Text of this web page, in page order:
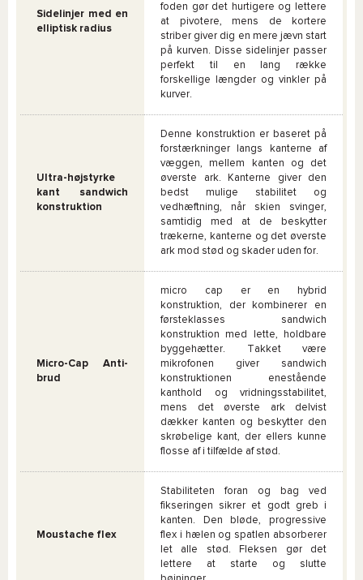
Sidelinjer med en
elliptisk radius
foden gør det hurtigere og lettere
at pivotere, mens de kortere
striber giver dig en mere jævn start
på kurven. Disse sidelinjer passer
perfekt til en lang række
forskellige længder og vinkler på
kurver.
Ultra-højstyrke
kant sandwich
konstruktion
Denne konstruktion er baseret på
forstærkninger langs kanterne af
væggen, mellem kanten og det
øverste ark. Kanterne giver den
bedst mulige stabilitet og
vedhæftning, når skien svinger,
samtidig med at de beskytter
trækerne, kanterne og det øverste
ark mod stød og skader uden for.
Micro-Cap Anti-
brud
micro cap er en hybrid
konstruktion, der kombinerer en
førsteklasses sandwich
konstruktion med lette, holdbare
byggehætter. Takket være
mikrofonen giver sandwich
konstruktionen enestående
kanthold og vridningsstabilitet,
mens det øverste ark delvist
dækker kanten og beskytter den
skrøbelige kant, der ellers kunne
flosse af i tilfælde af stød.
Moustache flex
Stabiliteten foran og bag ved
fikseringen sikrer et godt greb i
kanten. Den bløde, progressive
flex i hælen og spatlen absorberer
let alle stød. Fleksen gør det
lettere at starte og slutte